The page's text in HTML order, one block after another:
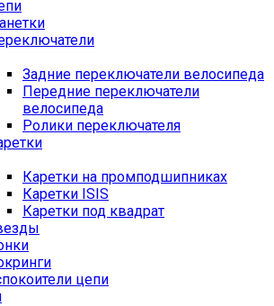
Задние переключатели велосипеда
Передние переключатели
велосипеда
Ролики переключателя
Каретки на промподшипниках
Каретки ISIS
Каретки под квадрат
цепи